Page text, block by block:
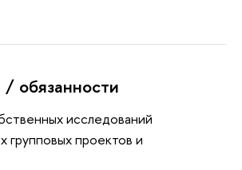
обязанности
исследований
групповых проектов и